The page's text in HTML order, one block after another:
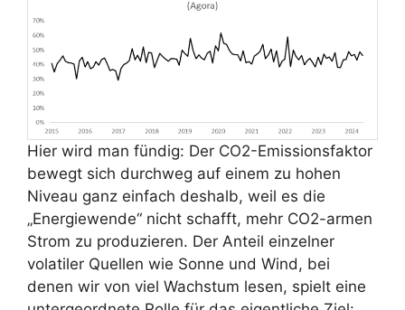
Hier wird man fündig: Der CO2-Emissionsfaktor
bewegt sich durchweg auf einem zu hohen
Niveau ganz einfach deshalb, weil es die
„Energiewende“ nicht schafft, mehr CO2-armen
Strom zu produzieren. Der Anteil einzelner
volatiler Quellen wie Sonne und Wind, bei
denen wir von viel Wachstum lesen, spielt eine